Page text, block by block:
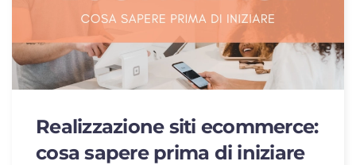
Realizzazione siti ecommerce:
cosa sapere prima di iniziare